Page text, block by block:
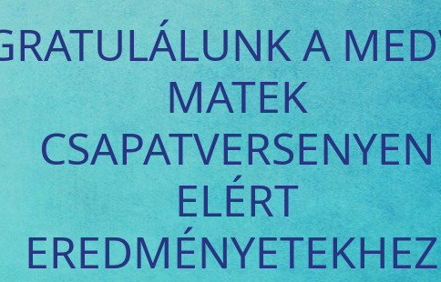
A
MATEK
CSAPATVERSENYEN
ELÉRT